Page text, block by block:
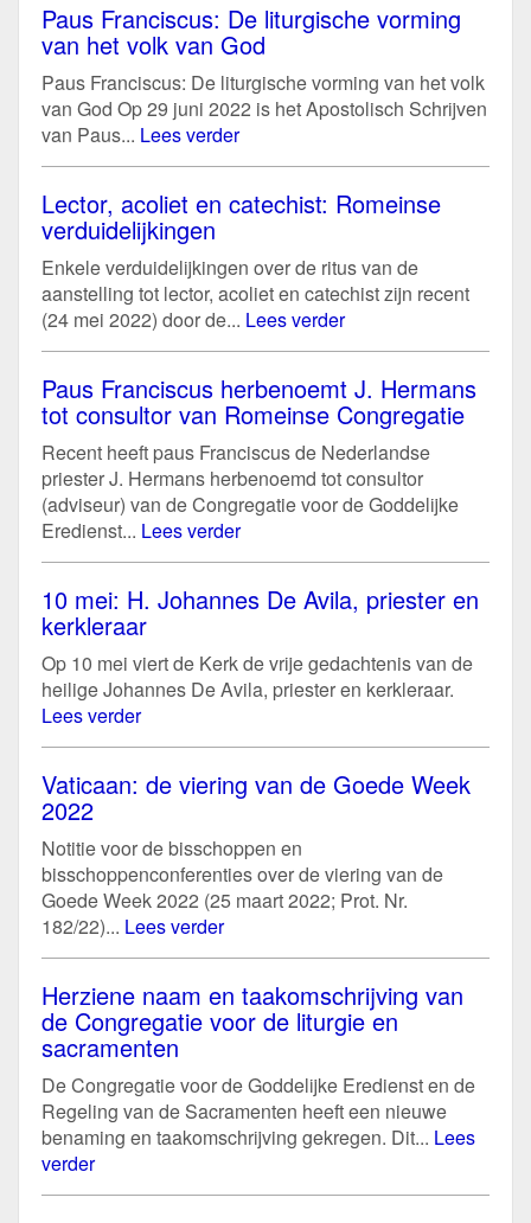
Paus Franciscus: De liturgische vorming
van het volk van God
Paus Franciscus: De liturgische vorming van het volk
van God Op 29 juni 2022 is het Apostolisch Schrijven
van Paus... Lees verder
Lector, acoliet en catechist: Romeinse
verduidelijkingen
Enkele verduidelijkingen over de ritus van de
aanstelling tot lector, acoliet en catechist zijn recent
(24 mei 2022) door de... Lees verder
Paus Franciscus herbenoemt J. Hermans
tot consultor van Romeinse Congregatie
Recent heeft paus Franciscus de Nederlandse
priester J. Hermans herbenoemd tot consultor
(adviseur) van de Congregatie voor de Goddelijke
Eredienst... Lees verder
10 mei: H. Johannes De Avila, priester en
kerkleraar
Op 10 mei viert de Kerk de vrije gedachtenis van de
heilige Johannes De Avila, priester en kerkleraar.
Lees verder
Vaticaan: de viering van de Goede Week
2022
Notitie voor de bisschoppen en
bisschoppenconferenties over de viering van de
Goede Week 2022 (25 maart 2022; Prot. Nr.
182/22)... Lees verder
Herziene naam en taakomschrijving van
de Congregatie voor de liturgie en
sacramenten
De Congregatie voor de Goddelijke Eredienst en de
Regeling van de Sacramenten heeft een nieuwe
benaming en taakomschrijving gekregen. Dit... Lees
verder